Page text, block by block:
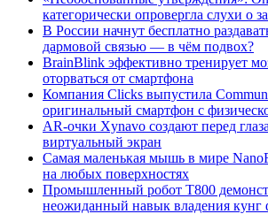
категорически опровергла слухи о
В России начнут бесплатно
дармовой связью — в чём подвох?
BrainBlink эффективно тренирует
оторваться от смартфона
Компания Clicks выпустила
оригинальный смартфон с
AR-очки Xynavo создают перед
виртуальный экран
Самая маленькая мышь в мире
на любых поверхностях
Промышленный робот Т800
неожиданный навык владения кунг